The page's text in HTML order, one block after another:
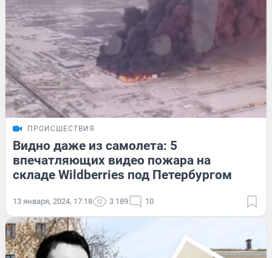
ПРОИСШЕСТВИЯ
Видно даже из самолета: 5
впечатляющих видео пожара на
складе Wildberries под Петербургом
13 января, 2024, 17:18 3 189 10